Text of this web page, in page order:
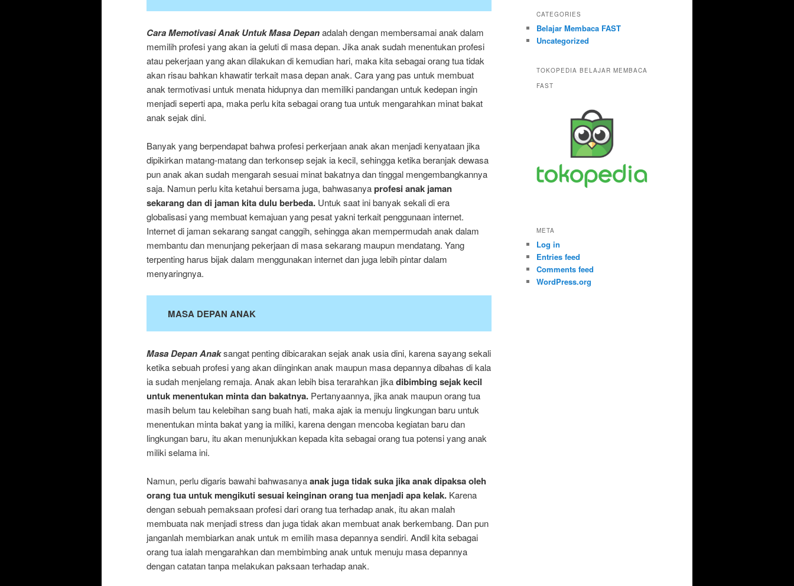
Cara Memotivasi Anak Untuk Masa Depanadalah dengan membersamai anak dalam
memilih profesi yang akan ia geluti di masa depan. Jika anak sudah menentukan profesi
atau pekerjaan yang akan dilakukan di kemudian hari, maka kita sebagai orang tua tidak
akan risau bahkan khawatir terkait masa depan anak. Cara yang pas untuk membuat
anak termotivasi untuk menata hidupnya dan memiliki pandangan untuk kedepan ingin
menjadi seperti apa, maka perlu kita sebagai orang tua untuk mengarahkan minat bakat
anak sejak dini.
Banyak yang berpendapat bahwa profesi perkerjaan anak akan menjadi kenyataan jika
dipikirkan matang-matang dan terkonsep sejak ia kecil, sehingga ketika beranjak dewasa
pun anak akan sudah mengarah sesuai minat bakatnya dan tinggal mengembangkannya
saja. Namun perlu kita ketahui bersama juga, bahwasanyaprofesi anak jaman
sekarang dan di jaman kita dulu berbeda. Untuk saat ini banyak sekali di era
globalisasi yang membuat kemajuan yang pesat yakni terkait penggunaan internet.
Internet di jaman sekarang sangat canggih, sehingga akan mempermudah anak dalam
membantu dan menunjang pekerjaan di masa sekarang maupun mendatang. Yang
terpenting harus bijak dalam menggunakan internet dan juga lebih pintar dalam
menyaringnya.
MASA DEPAN ANAK
Masa Depan Anaksangat penting dibicarakan sejak anak usia dini, karena sayang sekali
ketika sebuah profesi yang akan diinginkan anak maupun masa depannya dibahas di kala
ia sudah menjelang remaja. Anak akan lebih bisa terarahkan jikadibimbing sejak kecil
untuk menentukan minta dan bakatnya. Pertanyaannya, jika anak maupun orang tua
masih belum tau kelebihan sang buah hati, maka ajak ia menuju lingkungan baru untuk
menentukan minta bakat yang ia miliki, karena dengan mencoba kegiatan baru dan
lingkungan baru, itu akan menunjukkan kepada kita sebagai orang tua potensi yang anak
miliki selama ini.
Namun, perlu digaris bawahi bahwasanyaanak juga tidak suka jika anak dipaksa oleh
orang tua untuk mengikuti sesuai keinginan orang tua menjadi apa kelak. Karena
dengan sebuah pemaksaan profesi dari orang tua terhadap anak, itu akan malah
membuata nak menjadi stress dan juga tidak akan membuat anak berkembang. Dan pun
janganlah membiarkan anak untuk m emilih masa depannya sendiri. Andil kita sebagai
orang tua ialah mengarahkan dan membimbing anak untuk menuju masa depannya
dengan catatan tanpa melakukan paksaan terhadap anak.
CATEGORIES
Belajar Membaca FAST
Uncategorized
TOKOPEDIA BELAJAR MEMBACA
FAST
META
Log in
Entries feed
Comments feed
WordPress.org